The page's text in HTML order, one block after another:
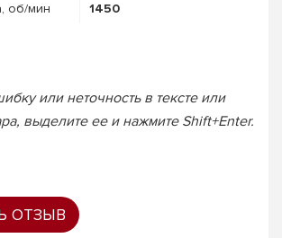
об/мин
1450
или неточность в тексте или
выделите ее и нажмите Shift+Enter.
ОТЗЫВ